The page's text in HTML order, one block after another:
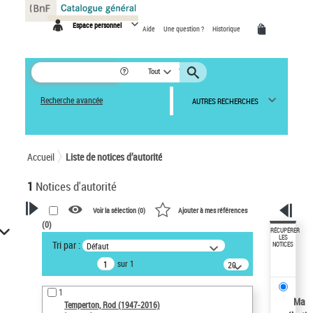
Espace personnel Aide Une question ? Historique
Tout
Recherche avancée AUTRES RECHERCHES
Accueil Liste de notices d’autorité
1 Notices d'autorité
VOTRE RECHERCHE
Recherche avancée dans les
notices d’autorité
Œuvres liées à l'auteur :
Temperton, Rod (1947-2016)
Voir la sélection (0) Ajouter à mes références
(0)
Tri par : Défaut
sur 1
20
résultats/page
1
Temperton, Rod (1947-2016)
RÉCUPÉRER
LES
NOTICES
Ma
Panneau de gestion des cookies